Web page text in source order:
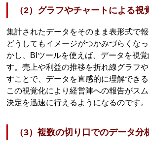
（2）グラフやチャートによる視
集計されたデータをそのまま表形式で報
どうしてもイメージがつかみづらくな
かし、BIツールを使えば、データを視
す。売上や利益の推移を折れ線グラフ
すことで、データを直感的に理解できる
この視覚化により経営陣への報告がス
決定を迅速に行えるようになるのです。
（3）複数の切り口でのデータ分